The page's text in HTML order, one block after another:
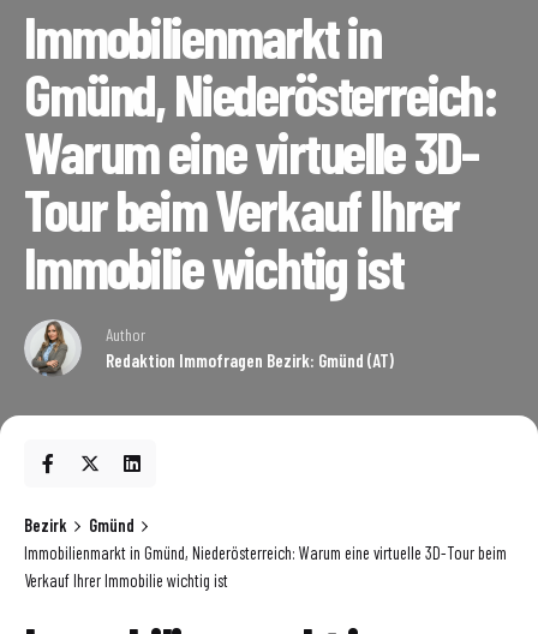
Immobilienmarkt in
Gmünd, Niederösterreich:
Warum eine virtuelle 3D-
Tour beim Verkauf Ihrer
Immobilie wichtig ist
Author
Redaktion Immofragen Bezirk: Gmünd (AT)
Bezirk
Gmünd
Immobilienmarkt in Gmünd, Niederösterreich: Warum eine virtuelle 3D-Tour beim
Verkauf Ihrer Immobilie wichtig ist